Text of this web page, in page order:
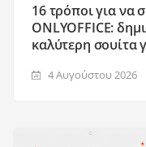
16 τρόποι για να
ONLYOFFICE:
καλύτερη σουίτα
4 Αυγούστου 2026